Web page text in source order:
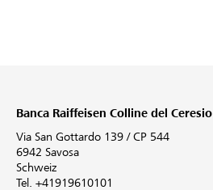
Banca Raiffeisen Colline del Ceresio
Via San Gottardo 139 / CP 544
6942 Savosa
Schweiz
Tel. +41919610101